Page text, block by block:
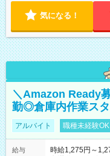
気になる！
＼Amazon Ready
勤◎倉庫内作業ス
アルバイト 職種未経験OK
給与
時給1,275円～